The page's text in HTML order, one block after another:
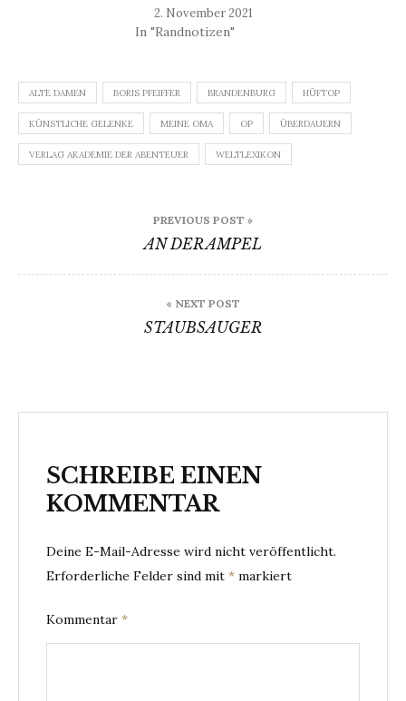
2. November 2021
In "Randnotizen"
ALTE DAMEN BORIS PFEIFFER BRANDENBURG HÜFTOP
KÜNSTLICHE GELENKE MEINE OMA OP ÜBERDAUERN
VERLAG AKADEMIE DER ABENTEUER WELTLEXIKON
PREVIOUS POST »
AN DER AMPEL
« NEXT POST
STAUBSAUGER
SCHREIBE EINEN
KOMMENTAR
Deine E-Mail-Adresse wird nicht veröffentlicht.
Erforderliche Felder sind mit * markiert
Kommentar *